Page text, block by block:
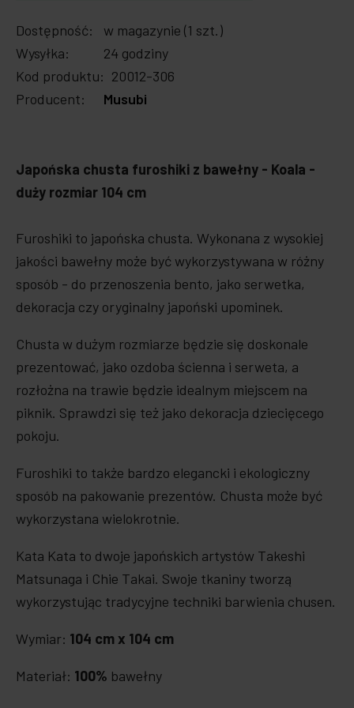
Dostępność:
w magazynie (1 szt.)
Wysyłka:
24 godziny
Kod produktu: 20012-306
Producent:
Musubi
Japońska chusta furoshiki z bawełny - Koala -
duży rozmiar 104 cm
Furoshiki to japońska chusta. Wykonana z wysokiej
jakości bawełny może być wykorzystywana w różny
sposób - do przenoszenia bento, jako serwetka,
dekoracja czy oryginalny japoński upominek.
Chusta w dużym rozmiarze będzie się doskonale
prezentować, jako ozdoba ścienna i serweta, a
rozłożna na trawie będzie idealnym miejscem na
piknik. Sprawdzi się też jako dekoracja dziecięcego
pokoju.
Furoshiki to także bardzo elegancki i ekologiczny
sposób na pakowanie prezentów. Chusta może być
wykorzystana wielokrotnie.
Kata Kata to dwoje japońskich artystów Takeshi
Matsunaga i Chie Takai. Swoje tkaniny tworzą
wykorzystując tradycyjne techniki barwienia chusen.
Wymiar: 104 cm x 104 cm
Materiał: 100% bawełny